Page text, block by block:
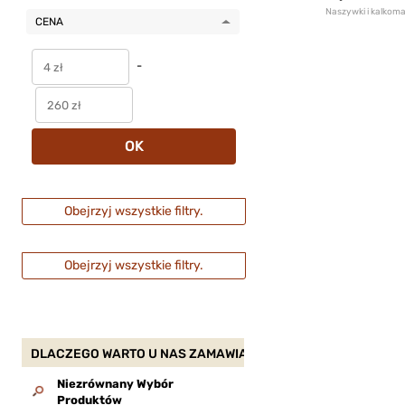
Naszywki i
CENA
-
OK
Obejrzyj wszystkie filtry.
Obejrzyj wszystkie filtry.
DLACZEGO WARTO U NAS ZAMAWIAĆ?
Niezrównany Wybór
Produktów